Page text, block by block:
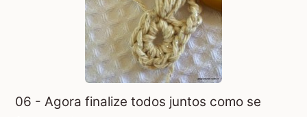
06 - Agora finalize todos juntos como se